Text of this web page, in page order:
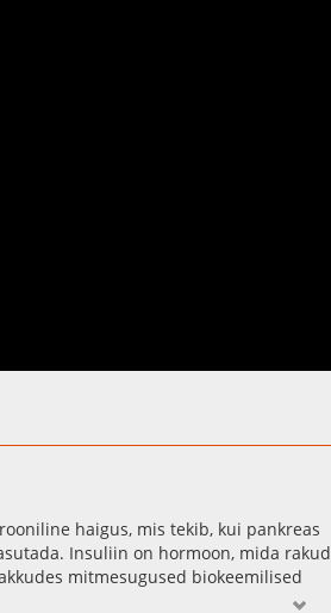
haigus, mis tekib, kui pankreas
Insuliin on hormoon, mida rakud
mitmesugused biokeemilised